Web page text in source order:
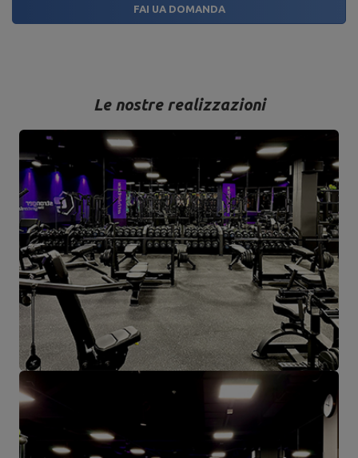
FAI UA DOMANDA
Le nostre realizzazioni